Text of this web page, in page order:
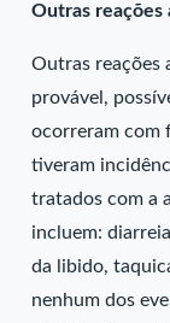
Outras reações
Outras reações
provável,
ocorreram com
tiveram
tratados com a
incluem:
da libido,
nenhum dos